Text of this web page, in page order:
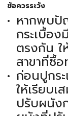
ข้อควรระวัง
หากพบปั
กระเบื้อ
ตรงกัน ใ
สาขาที่ซื้
ก่อนปูกร
ให้เรียบเ
ปรับผนัง